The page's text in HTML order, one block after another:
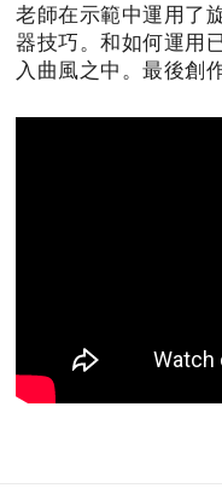
老師在示範中運用了
器技巧。和如何運用
入曲風之中。最後創